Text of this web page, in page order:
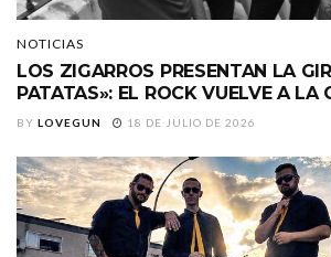
NOTICIAS
LOS ZIGARROS PRESENTAN LA
PATATAS»: EL ROCK VUELVE A LA
BY LOVEGUN 18 DE JULIO DE 2026